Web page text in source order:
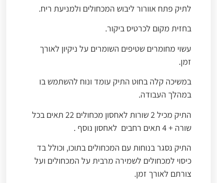
לתיק פתח אוורור ליבוש המכחולים ולמניעת ריח.
בחזית מקום לכרטיס ביקור.
עשוי מחומרים שטיפים השומרים על ניקיון לאורך
זמן.
במשיכה קלה בחוט התיק עומד ונוח להשתמש בו
במהלך העבודה.
התיק מכיל 2 שורות לאחסון מכחולים 22 תאים בכל
שורה + 4 תאים רחבים לאחסון נוסף .
התיק נסגר בנוחות עם המכחולים בתוכו, וכולל בד
כיסוי למכחולים לשמירה מרבית על המכחולים ועל
צורתם לאורך זמן.